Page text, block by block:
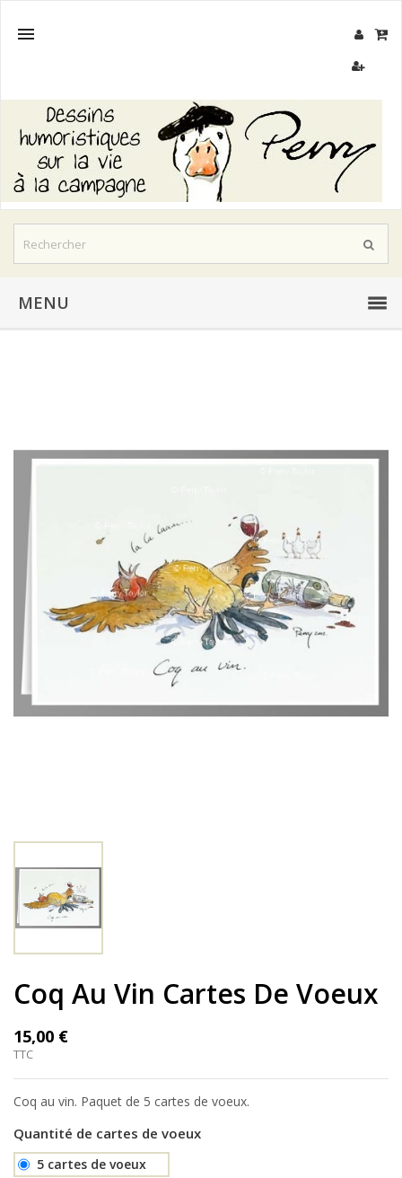

MENU
Coq Au Vin Cartes De Voeux
15,00 €
TTC
Coq au vin. Paquet de 5 cartes de voeux.
Quantité de cartes de voeux
5 cartes de voeux